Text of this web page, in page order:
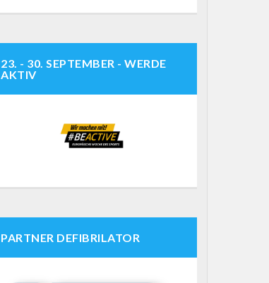
23. - 30. SEPTEMBER - WERDE
AKTIV
PARTNER DEFIBRILATOR